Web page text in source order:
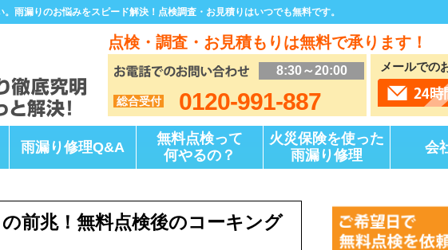
雨漏りのお悩みをスピード解決！点検調査・お見積りはいつでも無料です。
点検・調査・お見積もりは無料で承ります！
8:30～20:00
総合受付 0120-991-887
メールでの
雨漏り修理Q&A
無料点検って
何やるの？
火災保険を使った
雨漏り修理
会
前兆！無料点検後のコーキング